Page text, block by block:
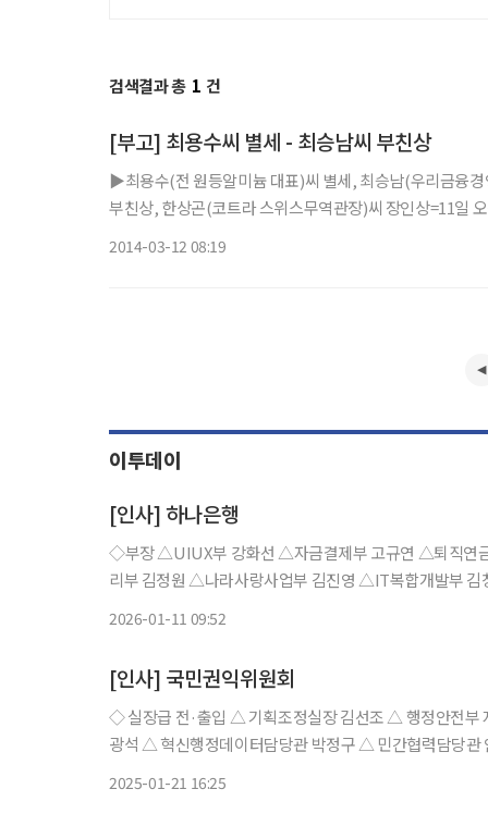
검색결과 총 1 건
[부고] 최용수씨 별세 - 최승남씨 부친상
▶최용수(전 원등알미늄 대표)씨 별세, 최승남(우리금융
부친상, 한상곤(코트라 스위스무역관장)씨 장인상=11일
2014-03-12 08:19
이투데이
[인사] 하나은행
◇부장 △UIUX부 강화선 △자금결제부 고규연 △퇴직연금사업부 권현주 △자금부 김기현 △AI데이터전략부 김민수 △손님관
리부 김정원 △나라사랑사업부 김진영 △IT복합개발부
2026-01-11 09:52
[인사] 국민권익위원회
◇ 실장급 전·출입 △ 기획조정실장 김선조 △ 행정안전부 지방자치인재개발원장 안준호 ◇ 과·팀장급 전보 △ 기획재정담당관 김
광석 △ 혁신행정데이터담당관 박정구 △ 민간협력담당
2025-01-21 16:25